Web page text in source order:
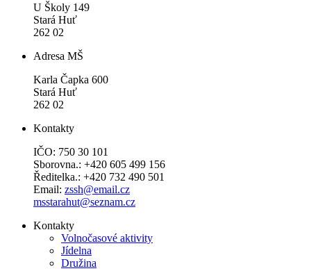
U Školy 149
Stará Huť
262 02
Adresa MŠ
Karla Čapka 600
Stará Huť
262 02
Kontakty
IČO: 750 30 101
Sborovna.: +420 605 499 156
Ředitelka.: +420 732 490 501
Email: zssh@email.cz
msstarahut@seznam.cz
Kontakty
Volnočasové aktivity
Jídelna
Družina